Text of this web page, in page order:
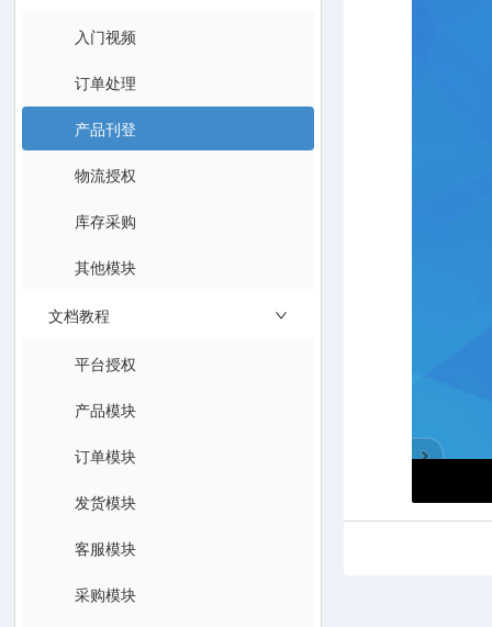
入门视频
订单处理
产品刊登
物流授权
库存采购
其他模块
文档教程
平台授权
产品模块
订单模块
发货模块
客服模块
采购模块